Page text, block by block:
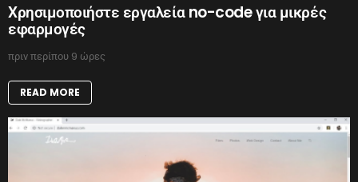
Χρησιμοποιήστε εργαλεία no-code για μικρές
εφαρμογές
πριν περίπου 9 ώρες
READ MORE